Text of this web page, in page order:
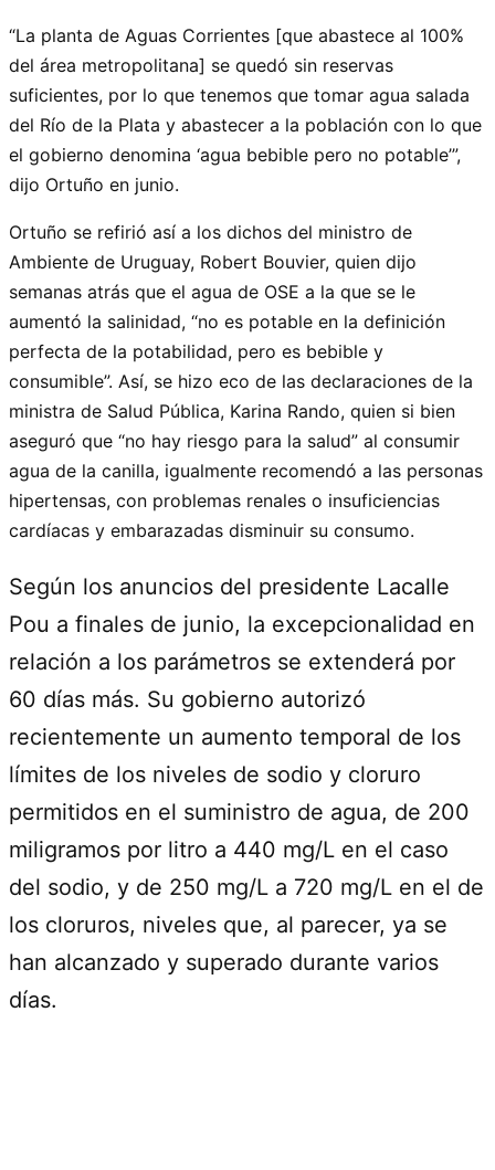
“La planta de Aguas Corrientes [que abastece al 100%
del área metropolitana] se quedó sin reservas
suficientes, por lo que tenemos que tomar agua salada
del Río de la Plata y abastecer a la población con lo que
el gobierno denomina ‘agua bebible pero no potable’”,
dijo Ortuño en junio.
Ortuño se refirió así a los dichos del ministro de
Ambiente de Uruguay, Robert Bouvier, quien dijo
semanas atrás que el agua de OSE a la que se le
aumentó la salinidad, “no es potable en la definición
perfecta de la potabilidad, pero es bebible y
consumible”. Así, se hizo eco de las declaraciones de la
ministra de Salud Pública, Karina Rando, quien si bien
aseguró que “no hay riesgo para la salud” al consumir
agua de la canilla, igualmente recomendó a las personas
hipertensas, con problemas renales o insuficiencias
cardíacas y embarazadas disminuir su consumo.
Según los anuncios del presidente Lacalle
Pou a finales de junio, la excepcionalidad en
relación a los parámetros se extenderá por
60 días más. Su gobierno autorizó
recientemente un aumento temporal de los
límites de los niveles de sodio y cloruro
permitidos en el suministro de agua, de 200
miligramos por litro a 440 mg/L en el caso
del sodio, y de 250 mg/L a 720 mg/L en el de
los cloruros, niveles que, al parecer, ya se
han alcanzado y superado durante varios
días.